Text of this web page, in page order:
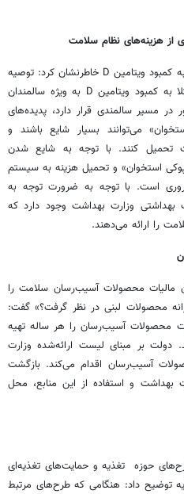
از هزینه‌های نظام سلامت
وی درباره ضرورت شناسایی افراد مبتلا به کمبود ویتامین D خاطرنشان کرد: توصیه
وزارت بهداشت این است که افراد مبتلا به کمبود ویتامین D به ویژه سالمندان
مسیر سالمندی قرار دارد، پدیده‌های
می‌توانند بسیار شایع باشند و
تحمیل کنند. با توجه به شایع شدن
استخوان» و تحمیل هزینه به سیستم
است. با توجه به ضرورت توجه به
بهداشتی وزارت بهداشت وجود دارد که
را ارائه می‌دهند.
مالیات محصولات آسیب‌رسان سلامت را
محصولات لبنی در نظر گرفت؟» گفت:
محصولات آسیب‌رسان را هر ساله تهیه
دولت بر مبنای لیست ارائه‌شده وزارت
آسیب‌رسان اقدام می‌کند. بازگشت
و استفاده از این منابع، محل
حوزه تغذیه و حمایت‌های تغذیه‌ای
توضیح داد: هنگامی که طرح‌های مرتبط